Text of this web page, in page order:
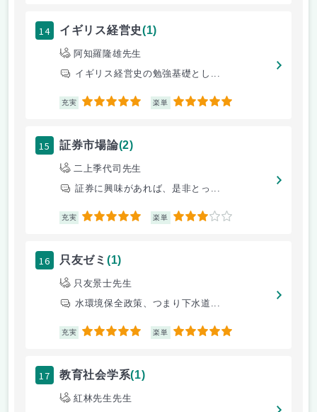
14 イギリス経営史(1)
阿知羅隆雄先生
イギリス経営史の勉強基礎とし...
充実 5 楽単 5
15 証券市場論(2)
二上季代司先生
証券に興味があれば、是非とっ...
充実 5 楽単 3
16 只友ゼミ (1)
只友景士先生
水環境保全政策、つまり下水道...
充実 5 楽単 5
17 教育社会学系(1)
紅林先生先生